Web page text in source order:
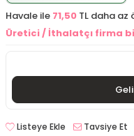
Havale ile 71,50 TL daha az
Üretici / İthalatçı firma
Listeye Ekle Tavsiye Et